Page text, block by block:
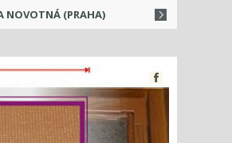
NOVOTNÁ (PRAHA)